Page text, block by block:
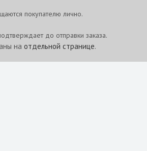
покупателю лично.
до отправки заказа.
на отдельной странице.